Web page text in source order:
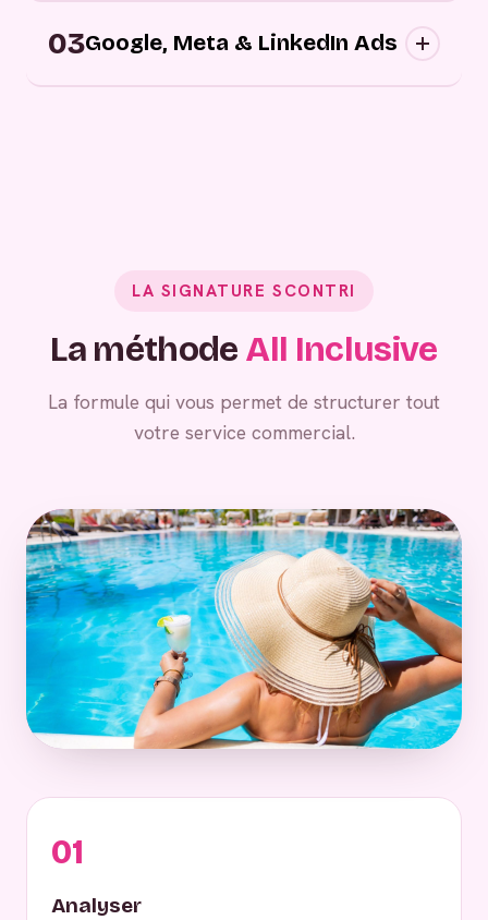
approchons vos prospects au bon moment,
personnalisés.
03Google, Meta & LinkedIn Ads
LA SIGNATURE SCONTRI
La méthode All Inclusive
La formule qui vous permet de structurer tout
votre service commercial.
01
Analyser